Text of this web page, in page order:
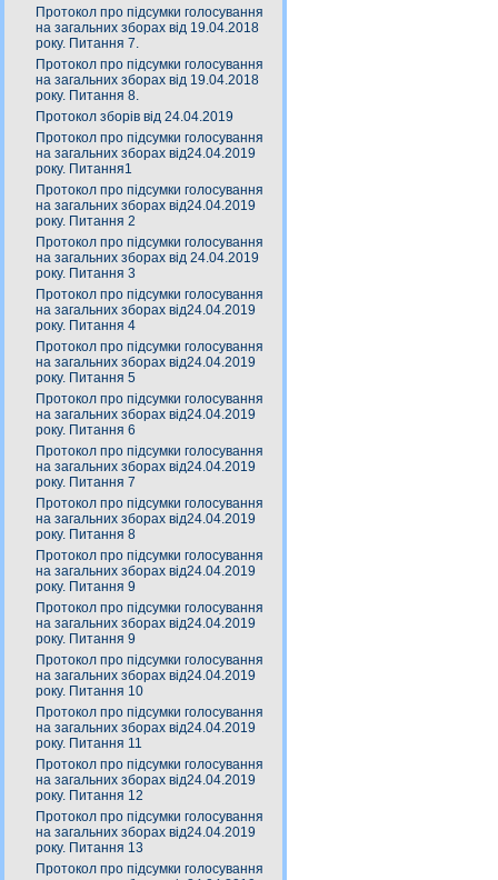
Протокол про підсумки голосування
на загальних зборах від 19.04.2018
року. Питання 7.
Протокол про підсумки голосування
на загальних зборах від 19.04.2018
року. Питання 8.
Протокол зборів від 24.04.2019
Протокол про підсумки голосування
на загальних зборах від24.04.2019
року. Питання1
Протокол про підсумки голосування
на загальних зборах від24.04.2019
року. Питання 2
Протокол про підсумки голосування
на загальних зборах від 24.04.2019
року. Питання 3
Протокол про підсумки голосування
на загальних зборах від24.04.2019
року. Питання 4
Протокол про підсумки голосування
на загальних зборах від24.04.2019
року. Питання 5
Протокол про підсумки голосування
на загальних зборах від24.04.2019
року. Питання 6
Протокол про підсумки голосування
на загальних зборах від24.04.2019
року. Питання 7
Протокол про підсумки голосування
на загальних зборах від24.04.2019
року. Питання 8
Протокол про підсумки голосування
на загальних зборах від24.04.2019
року. Питання 9
Протокол про підсумки голосування
на загальних зборах від24.04.2019
року. Питання 9
Протокол про підсумки голосування
на загальних зборах від24.04.2019
року. Питання 10
Протокол про підсумки голосування
на загальних зборах від24.04.2019
року. Питання 11
Протокол про підсумки голосування
на загальних зборах від24.04.2019
року. Питання 12
Протокол про підсумки голосування
на загальних зборах від24.04.2019
року. Питання 13
Протокол про підсумки голосування